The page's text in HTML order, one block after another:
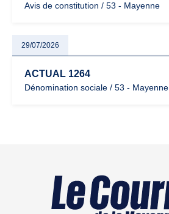
Avis de constitution / 53 - Mayenne
29/07/2026
ACTUAL 1264
Dénomination sociale / 53 - Mayenne